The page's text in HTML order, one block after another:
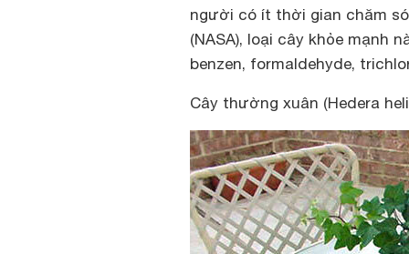
người có ít thời gian chăm
(NASA), loại cây khỏe mạnh
benzen, formaldehyde,
Cây thường xuân (Hedera